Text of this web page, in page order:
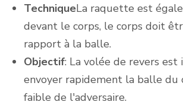
TechniqueLa raquette est
devant le corps, le corps doit
rapport à la balle.
Objectif: La volée de revers est
envoyer rapidement la balle du
faible de l'adversaire.